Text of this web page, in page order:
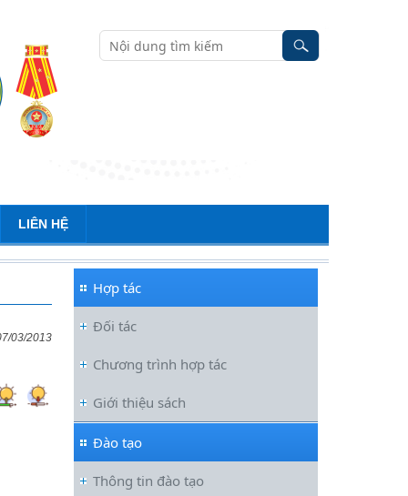
LIÊN HỆ
03/2013
Hợp tác
Đối tác
Chương trình hợp tác
Giới thiệu sách
Đào tạo
Thông tin đào tạo
Đối thoại ICWA – VASS lần thứ 6:
lược Toàn diện tăng cường Việt Nam
Viện Hàn lâm Khoa học xã hội Việt
Nam và Học viện Chính trị và Hành